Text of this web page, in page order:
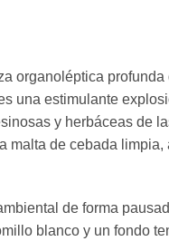
organoléptica
una estimulante
y herbáceas de
malta de cebada limpia,
de forma
blanco y un fondo